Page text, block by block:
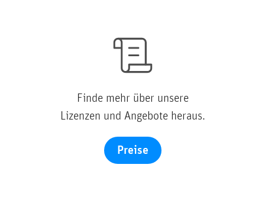
Finde mehr über unsere
Lizenzen und Angebote heraus.
Preise